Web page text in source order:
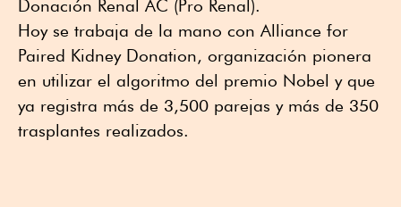
Donación Renal AC (Pro Renal).
Hoy se trabaja de la mano con Alliance for
Paired Kidney Donation, organización pionera
en utilizar el algoritmo del premio Nobel y que
ya registra más de 3,500 parejas y más de 350
trasplantes realizados.